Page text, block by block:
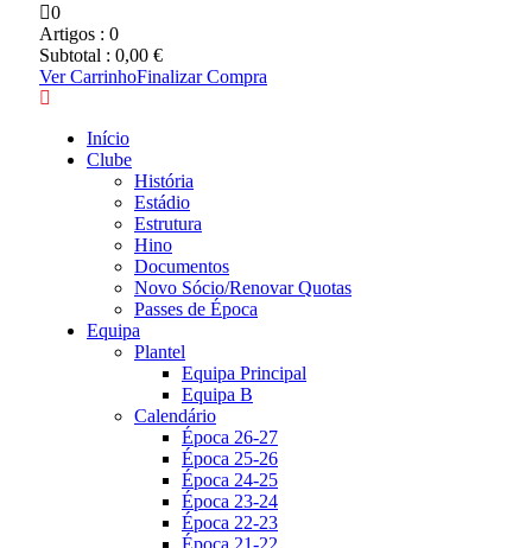
0
Artigos : 0
Subtotal : 0,00 €
Ver CarrinhoFinalizar Compra
Início
Clube
História
Estádio
Estrutura
Hino
Documentos
Novo Sócio/Renovar Quotas
Passes de Época
Equipa
Plantel
Equipa Principal
Equipa B
Calendário
Época 26-27
Época 25-26
Época 24-25
Época 23-24
Época 22-23
Época 21-22